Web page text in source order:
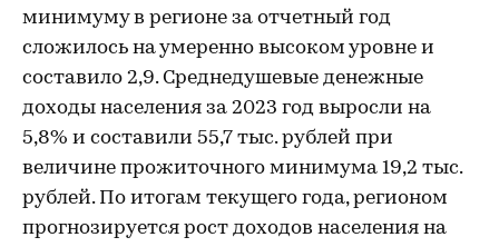
минимуму в регионе за отчетный год
сложилось на умеренно высоком уровне и
составило 2,9. Среднедушевые денежные
доходы населения за 2023 год выросли на
5,8% и составили 55,7 тыс. рублей при
величине прожиточного минимума 19,2 тыс.
рублей. По итогам текущего года, регионом
прогнозируется рост доходов населения на